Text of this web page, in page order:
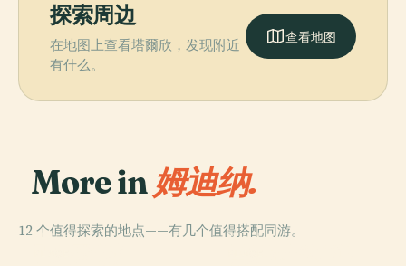
探索周边
在地图上查看塔爾欣，发现附近
有什么。
查看地图
More in 姆迪纳.
12 个值得探索的地点——有几个值得搭配同游。
PLACE PLACE